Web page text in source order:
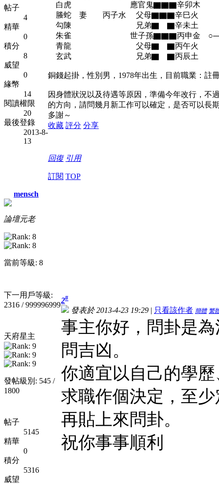
帖子
4
精華
0
積分
8
威望
0
緣幣
14
閱讀權限
20
最後登錄
2013-8-
13
白虎 應官鬼▇▇▇辛卯木 辛
螣蛇 妻 丙子水 父母▇▇▇辛巳火
勾陳 兄弟▇ ▇辛未土 辛未
朱雀 世子孫▇▇▇丙申金 ○──→
青龍 父母▇ ▇丙午火 乙
玄武 兄弟▇ ▇丙辰土 乙未
銅錢起掛，性別男，1978年出生，目前職業：註
因身體狀況以及待遇等原因，準備今年改行，不
的方向，請問幾月新工作可以確定，是否可以長
多謝～
收藏 評分 分享
回復 引用
訂閱 TOP
mensch
論壇元老
當前等級: 8
下一用戶等級:
2316 / 999996999
天府星主
發帖級別: 545 /
1800
帖子
5145
精華
0
積分
5316
威望
2#
發表於 2013-4-23 19:29 | 只看該作者 簡體 繁
事主你好，問卦是
問吉凶。
你適宜以自己的學
求職作個決定，至
再貼上來問卦。
祝你事事順利